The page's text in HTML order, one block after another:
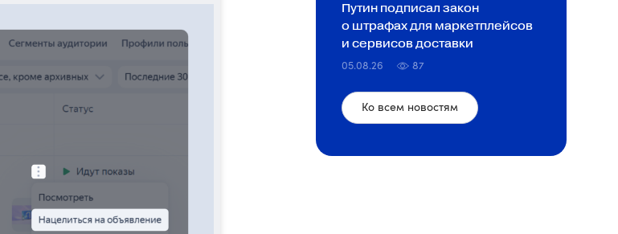
Путин подписал закон
о штрафах для маркетплейсов
и сервисов доставки
05.08.26 87
Ко всем новостям